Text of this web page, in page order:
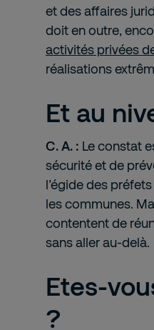
et des affaires
doit en outre,
activités privées
réalisations
Et au
C. A. : Le constat
sécurité et de
l’égide des
les communes.
contentent de
sans aller au-delà.
Etes-
?